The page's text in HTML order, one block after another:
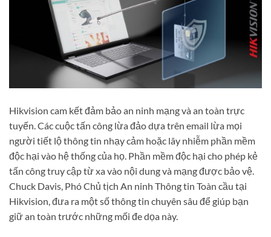
Hikvision cam kết đảm bảo an ninh mạng và an toàn trực
tuyến. Các cuộc tấn công lừa đảo dựa trên email lừa mọi
người tiết lộ thông tin nhạy cảm hoặc lây nhiễm phần mềm
độc hại vào hệ thống của họ. Phần mềm độc hại cho phép kẻ
tấn công truy cập từ xa vào nội dung và mạng được bảo vệ.
Chuck Davis, Phó Chủ tịch An ninh Thông tin Toàn cầu tại
Hikvision, đưa ra một số thông tin chuyên sâu để giúp bạn
giữ an toàn trước những mối đe dọa này.